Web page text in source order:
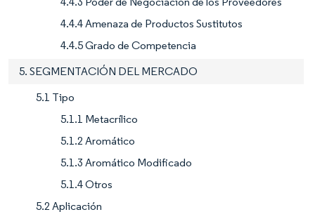
4.4.4 Amenaza de Productos Sustitutos
4.4.5 Grado de Competencia
5. SEGMENTACIÓN DEL MERCADO
5.1 Tipo
5.1.1 Metacrílico
5.1.2 Aromático
5.1.3 Aromático Modificado
5.1.4 Otros
5.2 Aplicación